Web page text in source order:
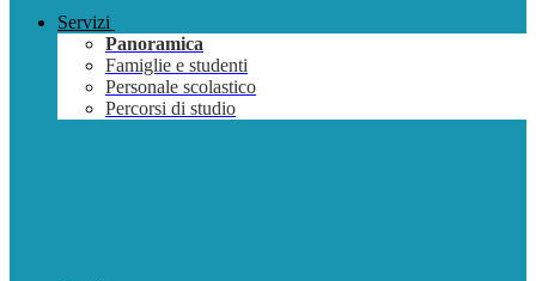
Servizi
Panoramica
Famiglie e studenti
Personale scolastico
Percorsi di studio